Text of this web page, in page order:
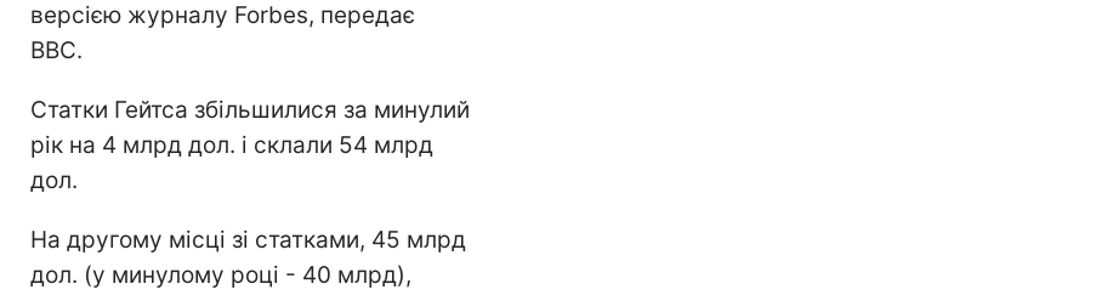
версією журналу Forbes, передає
ВВС.
Статки Гейтса збільшилися за минулий
рік на 4 млрд дол. і склали 54 млрд
дол.
На другому місці зі статками, 45 млрд
дол. (у минулому році - 40 млрд),